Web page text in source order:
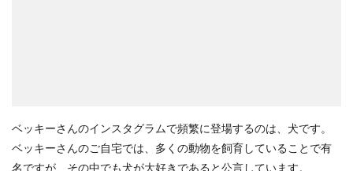
ベッキーさんのインスタグラムで頻繁に登場するのは、犬です。
ベッキーさんのご自宅では、多くの動物を飼育していることで有
名ですが、その中でも犬が大好きであると公言しています。